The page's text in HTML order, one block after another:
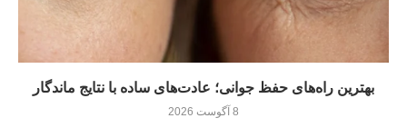
بهترین راه‌های حفظ جوانی؛ عادت‌های ساده با نتایج ماندگار
8 آگوست 2026